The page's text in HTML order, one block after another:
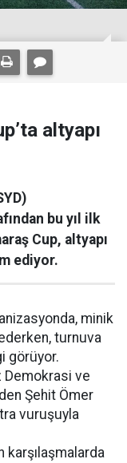
altyapı
bu yıl ilk
Cup, altyapı
ediyor.
minik
turnuva
görüyor.
Demokrasi ve
Şehit Ömer
vuruşuyla
karşılaşmalarda